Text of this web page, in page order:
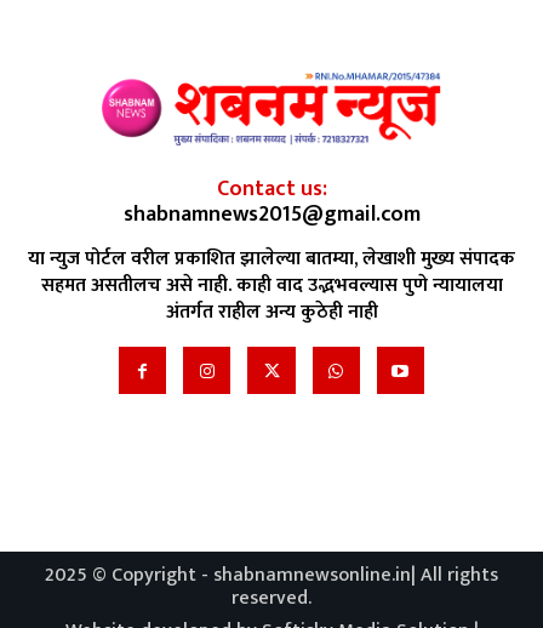
Contact us:
shabnamnews2015@gmail.com
या न्युज पोर्टल वरील प्रकाशित झालेल्या बातम्या, लेखाशी मुख्य संपादक
सहमत असतीलच असे नाही. काही वाद उद्भभवल्यास पुणे न्यायालया
अंतर्गत राहील अन्य कुठेही नाही
2025 © Copyright - shabnamnewsonline.in| All rights
reserved.